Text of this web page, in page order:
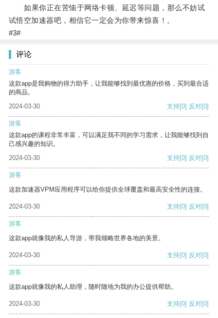
如果你正在苦恼于网络卡顿、延迟等问题，那么不妨试
试悟空加速器吧，相信它一定会为你带来惊喜！。
#3#
评论
游客
这款app是我购物的得力助手，让我能够找到最优惠的价格，买到最合适
的商品。
2024-03-30
支持[0] 反对[0]
游客
这款app的课程非常丰富，可以满足我不同的学习需求，让我能够找到自
己感兴趣的知识。
2024-03-30
支持[0] 反对[0]
游客
这款加速器VPM应用程序可以给你提供全球覆盖和最高安全性的连接。
2024-03-30 支持[0] 反对[0]
游客
这款app就像我的私人导游，带我领略世界各地的美景。
2024-03-30 支持[0] 反对[0]
游客
这款app就像我的私人助理，随时随地为我的办公提供帮助。
2024-03-30 支持[0] 反对[0]